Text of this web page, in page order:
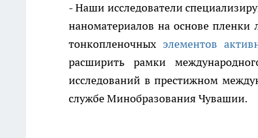
- Наши исследователи
наноматериалов на основе пленки
тонкопленочных элементов
расширить рамки
исследований в престижном
службе Минобразования Чувашии.